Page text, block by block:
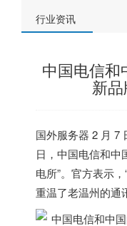
行业资讯
中国电信和
新品
国外服务器 2 月 7
日，中国电信和中
电所”。官方表示
重温了老温州的通